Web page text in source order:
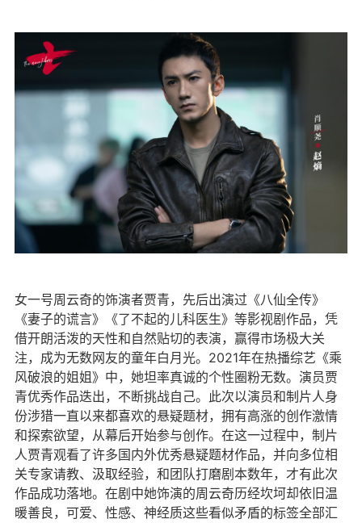
女一号周云奇的饰演者贾青，先后出演过《八仙全传》
《妻子的谎言》《了不起的儿科医生》等影视剧作品，凭
借开朗活泼的天性和自然贴切的表演，赢得市场极大关
注，成为无数网友的童年白月光。2021年在热播综艺《乘
风破浪的姐姐》中，她坦率真诚的个性圈粉无数。演员贾
青优秀作品迭出，不断挑战自己。此次以演员和制片人身
份涉猎一直以来都喜欢的悬疑题材，拥有高涨的创作激情
和探索欲望，从幕后开始参与创作。在这一过程中，制片
人贾青观看了许多国内外优秀悬疑题材作品，并向多位相
关专家请教、汲取经验，和团队打磨剧本数年，才有此次
作品成功落地。在剧中她饰演的周云奇历经坎坷却依旧温
暖善良，可爱、性感、神经质这些看似矛盾的标签全部汇